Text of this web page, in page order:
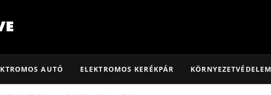
AUTÓ ELEKTROMOS KERÉKPÁR KÖRNYEZETVÉDELEM